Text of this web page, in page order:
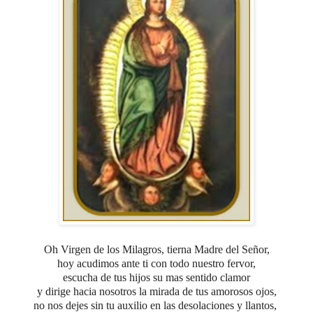
Oh Virgen de los Milagros, tierna Madre del Señor,
hoy acudimos ante ti con todo nuestro fervor,
escucha de tus hijos su mas sentido clamor
y dirige hacia nosotros la mirada de tus amorosos ojos,
no nos dejes sin tu auxilio en las desolaciones y llantos,